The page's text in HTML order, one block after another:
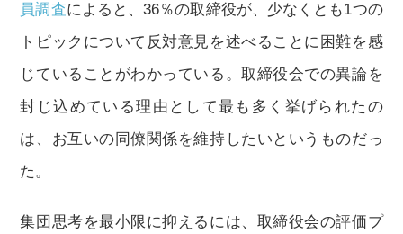
員調査によると、36％の取締役が、少なくとも1つの
トピックについて反対意見を述べることに困難を感
じていることがわかっている。取締役会での異論を
封じ込めている理由として最も多く挙げられたの
は、お互いの同僚関係を維持したいというものだっ
た。
集団思考を最小限に抑えるには、取締役会の評価プ